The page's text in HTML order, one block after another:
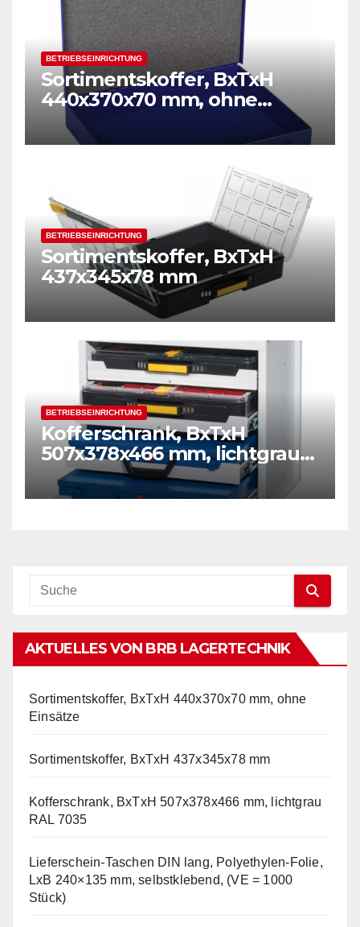
BETRIEBSEINRICHTUNG
Sortimentskoffer, BxTxH
440x370x70 mm, ohne
Einsätze
BETRIEBSEINRICHTUNG
Sortimentskoffer, BxTxH
437x345x78 mm
BETRIEBSEINRICHTUNG
Kofferschrank, BxTxH
507x378x466 mm, lichtgrau
RAL 7035
AKTUELLES VON BRB LAGERTECHNIK
Sortimentskoffer, BxTxH 440x370x70 mm, ohne
Einsätze
Sortimentskoffer, BxTxH 437x345x78 mm
Kofferschrank, BxTxH 507x378x466 mm, lichtgrau
RAL 7035
Lieferschein-Taschen DIN lang, Polyethylen-Folie,
LxB 240×135 mm, selbstklebend, (VE = 1000
Stück)